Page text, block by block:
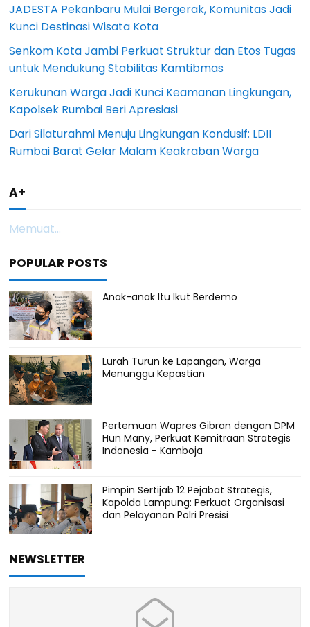
JADESTA Pekanbaru Mulai Bergerak, Komunitas Jadi
Kunci Destinasi Wisata Kota
Senkom Kota Jambi Perkuat Struktur dan Etos Tugas
untuk Mendukung Stabilitas Kamtibmas
Kerukunan Warga Jadi Kunci Keamanan Lingkungan,
Kapolsek Rumbai Beri Apresiasi
Dari Silaturahmi Menuju Lingkungan Kondusif: LDII
Rumbai Barat Gelar Malam Keakraban Warga
A+
Memuat...
POPULAR POSTS
Anak-anak Itu Ikut Berdemo
Lurah Turun ke Lapangan, Warga
Menunggu Kepastian
Pertemuan Wapres Gibran dengan DPM
Hun Many, Perkuat Kemitraan Strategis
Indonesia - Kamboja
Pimpin Sertijab 12 Pejabat Strategis,
Kapolda Lampung: Perkuat Organisasi
dan Pelayanan Polri Presisi
NEWSLETTER